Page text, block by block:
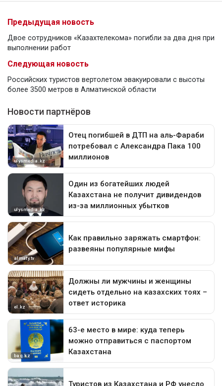
Предыдущая новость
Двое сотрудников «Казахтелекома» погибли за два дня при
выполнении работ
Следующая новость
Российских туристов вертолетом эвакуировали с высоты
более 3500 метров в Алматинской области